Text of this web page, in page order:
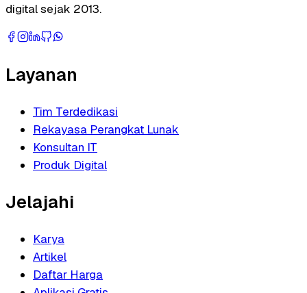
digital sejak 2013.
Layanan
Tim Terdedikasi
Rekayasa Perangkat Lunak
Konsultan IT
Produk Digital
Jelajahi
Karya
Artikel
Daftar Harga